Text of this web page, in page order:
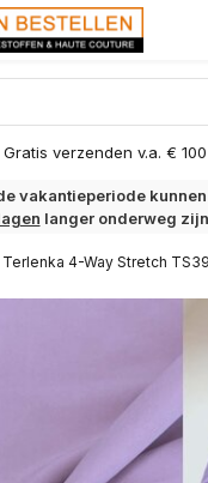
Gratis verzenden v.a. € 100
vakantieperiode kunnen
langer onderweg
Terlenka 4-Way Stretch